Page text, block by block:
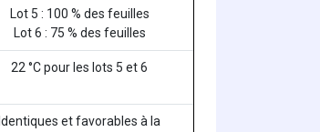
Lot 5 : 100 % des feuilles
Lot 6 : 75 % des feuilles
22 °C pour les lots 5 et 6
Identiques et favorables à la